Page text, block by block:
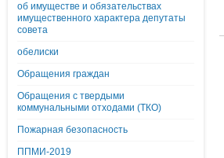
об имуществе и обязательствах
имущественного характера депутаты
совета
обелиски
Обращения граждан
Обращения с твердыми
коммунальными отходами (ТКО)
Пожарная безопасность
ППМИ-2019